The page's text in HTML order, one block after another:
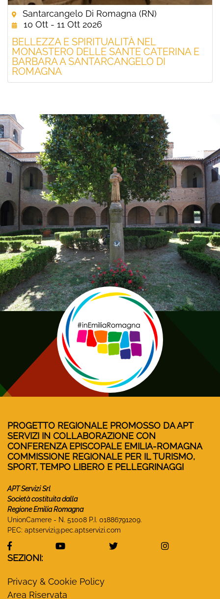
Santarcangelo Di Romagna (RN)
10 Ott - 11 Ott 2026
BELLEZZA E SPIRITUALITÀ NEL
MONASTERO DELLE SANTE CATERINA E
BARBARA A SANTARCANGELO DI
ROMAGNA
PROGETTO REGIONALE PROMOSSO DA APT
SERVIZI IN COLLABORAZIONE CON
CONFERENZA EPISCOPALE EMILIA-ROMAGNA
COMMISSIONE REGIONALE PER IL TURISMO,
SPORT, TEMPO LIBERO E PELLEGRINAGGI
APT Servizi Srl
Società costituita dalla
Regione Emilia Romagna
UnionCamere - N. 51008 P.I. 01886791209.
PEC: aptservizi@pec.aptservizi.com
visita la pagina Facebook di Monasteri Emilia-
visita la pagina YouTube di
visita la pagina Twitter
visita la
SEZIONI:
Privacy & Cookie Policy
Area Riservata